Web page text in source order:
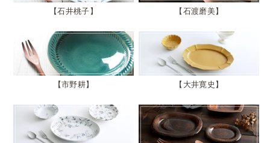
石井桃子 石渡磨美
市野耕 大井寛史